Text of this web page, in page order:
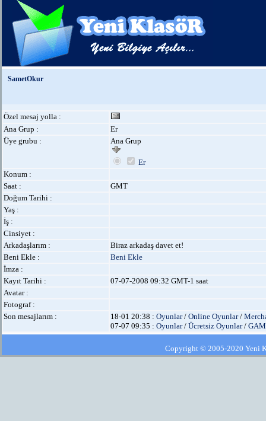
SametOkur
Özel mesaj yolla :
Ana Grup :
Er
Üye grubu :
Ana Grup
Er
Konum :
Saat :
GMT
Doğum Tarihi :
Yaş :
İş :
Cinsiyet :
Arkadaşlarım :
Biraz arkadaş davet et!
Beni Ekle :
Beni Ekle
İmza :
Kayıt Tarihi :
07-07-2008 09:32 GMT-1 saat
Avatar :
Fotograf :
Son mesajlarım :
18-01 20:38 : Oyunlar/ Online Oyunlar/
07-07 09:35 : Oyunlar/ Ücretsiz Oyunlar/
Copyright © 2005-2020 Yeni